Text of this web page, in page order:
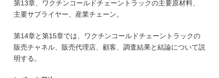
第13章、ワクチンコールドチェーントラックの主要原材料、
主要サプライヤー、産業チェーン。
第14章と第15章では、ワクチンコールドチェーントラックの
販売チャネル、販売代理店、顧客、調査結果と結論について説
明する。